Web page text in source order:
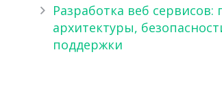
Разработка веб сервисов:
архитектуры,
поддержки